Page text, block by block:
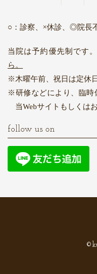
○：診察、×休診、◎院長
当院は予約優先制です。
ら。
木曜午前、祝日は定休
研修などにより、臨時
当Webサイトもしくは
follow us on